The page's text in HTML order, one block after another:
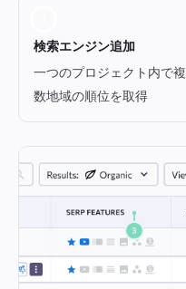
検索エンジン追加
一つのプロジェクト内で複
数地域の順位を取得